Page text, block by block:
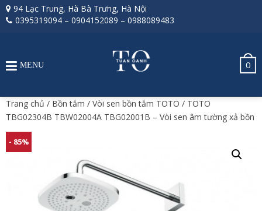
94 Lạc Trung, Hà Bà Trưng, Hà Nội
0395319094 – 0904152089 – 0988089483
0
MENU
Trang chủ / Bồn tắm / Vòi sen bồn tắm TOTO / TOTO
TBG02304B TBW02004A TBG02001B – Vòi sen âm tường xả bồn
- 85%